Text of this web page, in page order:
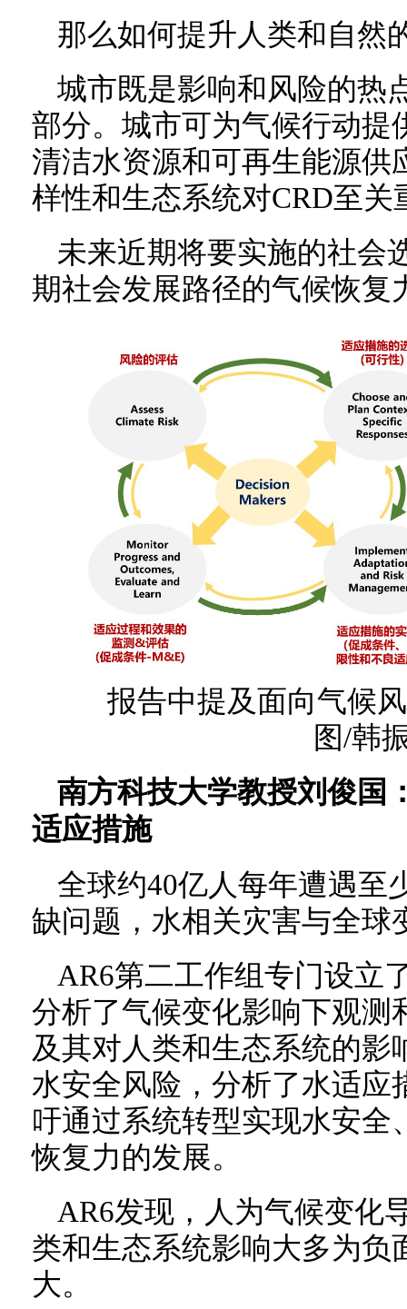
那么如何提升人类和自然
城市既是影响和风险的热
部分。城市可为气候行动提
清洁水资源和可再生能源供
样性和生态系统对CRD至关
未来近期将要实施的社会
期社会发展路径的气候恢复
报告中提及面向气候
图/韩
南方科技大学教授刘俊国
适应措施
全球约40亿人每年遭遇至
缺问题，水相关灾害与全球
AR6第二工作组专门设
分析了气候变化影响下观测
及其对人类和生态系统的影
水安全风险，分析了水适应
吁通过系统转型实现水安全
恢复力的发展。
AR6发现，人为气候变化
类和生态系统影响大多为负
大。